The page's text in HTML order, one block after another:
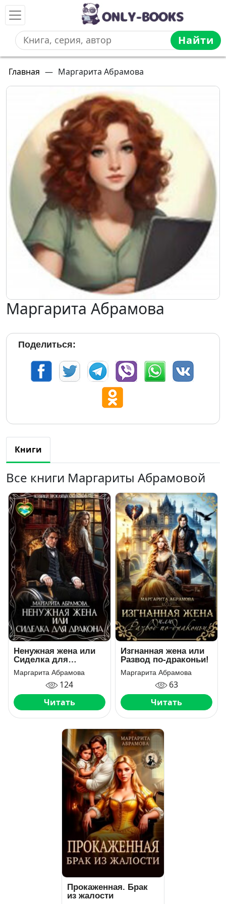
Найти
Главная — Маргарита Абрамова
Маргарита Абрамова
Поделиться:
Книги
Все книги Маргариты Абрамовой
Ненужная жена или
Сиделка для
Дракона
Маргарита Абрамова
124
Читать
Изгнанная жена или
Развод по-драконьи!
Маргарита Абрамова
63
Читать
Прокаженная. Брак
из жалости